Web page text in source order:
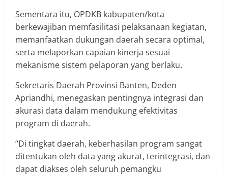
Sementara itu, OPDKB kabupaten/kota
berkewajiban memfasilitasi pelaksanaan kegiatan,
memanfaatkan dukungan daerah secara optimal,
serta melaporkan capaian kinerja sesuai
mekanisme sistem pelaporan yang berlaku.
Sekretaris Daerah Provinsi Banten, Deden
Apriandhi, menegaskan pentingnya integrasi dan
akurasi data dalam mendukung efektivitas
program di daerah.
“Di tingkat daerah, keberhasilan program sangat
ditentukan oleh data yang akurat, terintegrasi, dan
dapat diakses oleh seluruh pemangku